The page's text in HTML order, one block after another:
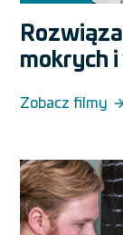
mokrych
Zobacz filmy